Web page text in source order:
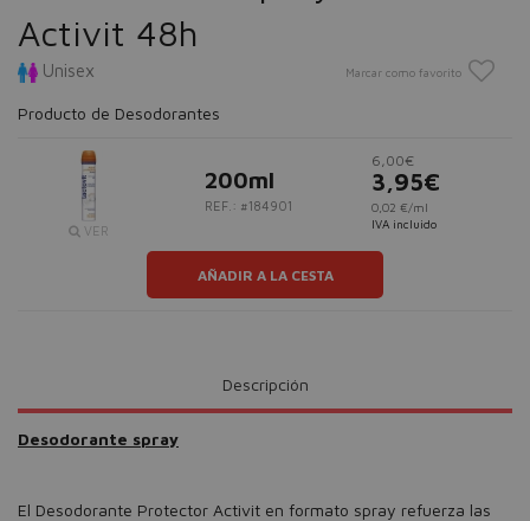
Activit 48h
Unisex Marcar como favorito
Producto de Desodorantes
VER
200ml
REF.: #184901
6,00€
3,95€
0,02 €/ml
IVA incluido
AÑADIR A LA CESTA
Descripción
Desodorante spray
El Desodorante Protector Activit en formato spray refuerza las